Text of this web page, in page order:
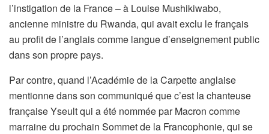
l’instigation de la France – à Louise Mushikiwabo,
ancienne ministre du Rwanda, qui avait exclu le français
au profit de l’anglais comme langue d’enseignement public
dans son propre pays.
Par contre, quand l’Académie de la Carpette anglaise
mentionne dans son communiqué que c’est la chanteuse
française Yseult qui a été nommée par Macron comme
marraine du prochain Sommet de la Francophonie, qui se